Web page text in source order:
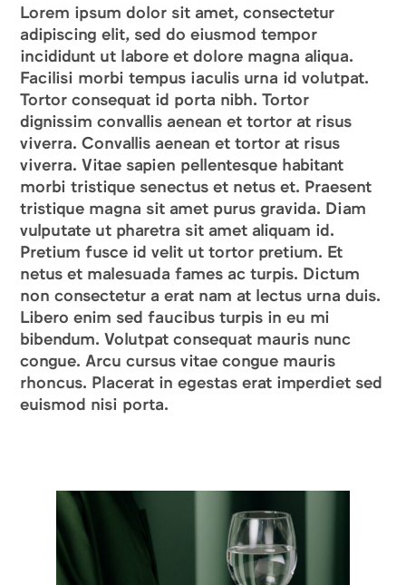
Lorem ipsum dolor sit amet, consectetur
adipiscing elit, sed do eiusmod tempor
incididunt ut labore et dolore magna aliqua.
Facilisi morbi tempus iaculis urna id volutpat.
Tortor consequat id porta nibh. Tortor
dignissim convallis aenean et tortor at risus
viverra. Convallis aenean et tortor at risus
viverra. Vitae sapien pellentesque habitant
morbi tristique senectus et netus et. Praesent
tristique magna sit amet purus gravida. Diam
vulputate ut pharetra sit amet aliquam id.
Pretium fusce id velit ut tortor pretium. Et
netus et malesuada fames ac turpis. Dictum
non consectetur a erat nam at lectus urna duis.
Libero enim sed faucibus turpis in eu mi
bibendum. Volutpat consequat mauris nunc
congue. Arcu cursus vitae congue mauris
rhoncus. Placerat in egestas erat imperdiet sed
euismod nisi porta.